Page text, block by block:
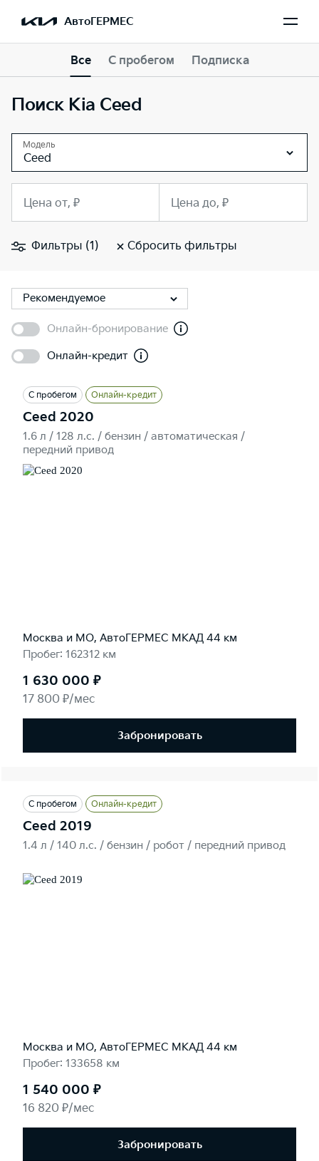
АвтоГЕРМЕС
Все С пробегом Подписка
Поиск Kia Ceed
Модель
Ceed
Цена от, ₽ Цена до, ₽
Фильтры (1) Сбросить фильтры
Рекомендуемое
Онлайн-бронирование
Онлайн-кредит
С пробегом Онлайн-кредит
Ceed 2020
1.6 л / 128 л.c. / бензин / автоматическая /
передний привод
Москва и МО, АвтоГЕРМЕС МКАД 44 км
Пробег: 162312 км
1 630 000 ₽
17 800 ₽/мес
Забронировать
С пробегом Онлайн-кредит
Ceed 2019
1.4 л / 140 л.c. / бензин / робот / передний привод
Москва и МО, АвтоГЕРМЕС МКАД 44 км
Пробег: 133658 км
1 540 000 ₽
16 820 ₽/мес
Забронировать